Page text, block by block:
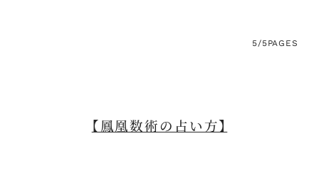
5/5PAGES
【鳳凰数術の占い方】